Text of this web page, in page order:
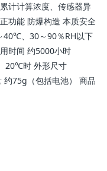
计计算浓度、传感器异
功能 防爆构造 本质安全
40℃、30～90％RH以下
时间 约5000小时
20℃时 外形尺寸
约75g（包括电池） 商品